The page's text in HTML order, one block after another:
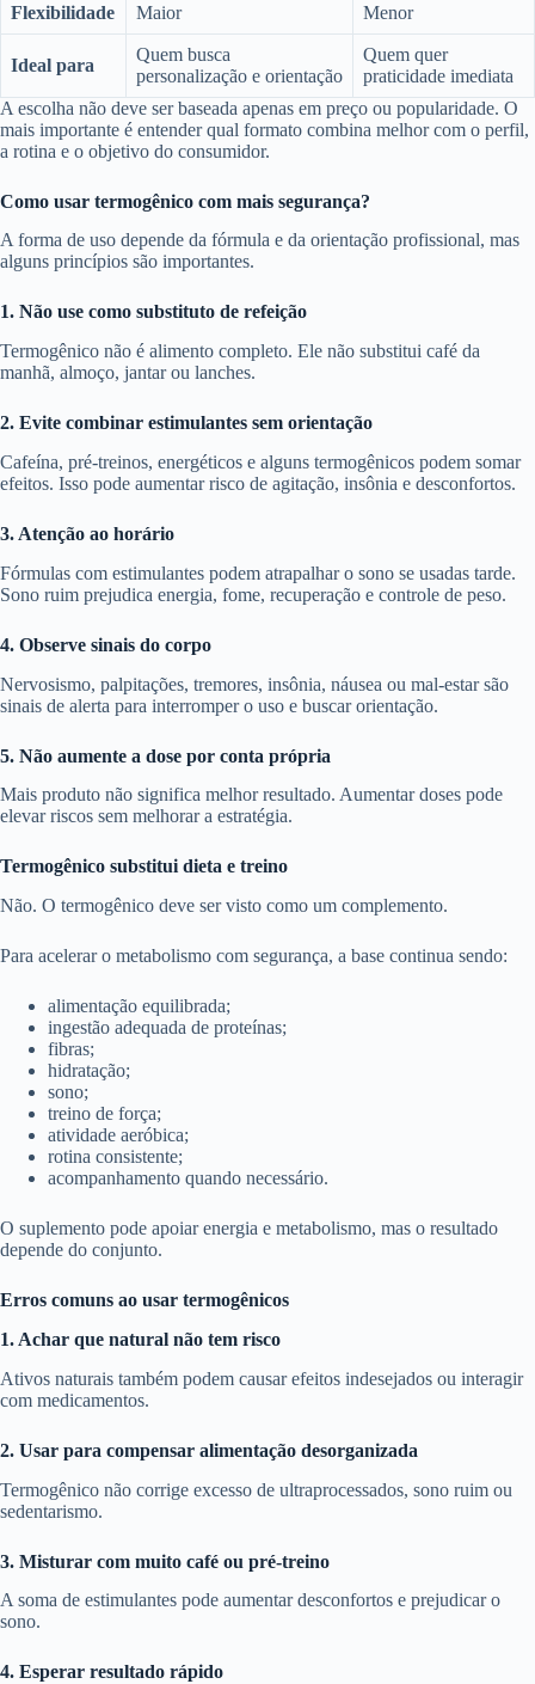
Flexibilidade Maior Menor
Ideal para
Quem busca
personalização e orientação
Quem quer
praticidade imediata
A escolha não deve ser baseada apenas em preço ou popularidade. O
mais importante é entender qual formato combina melhor com o perfil,
a rotina e o objetivo do consumidor.
Como usar termogênico com mais segurança?
A forma de uso depende da fórmula e da orientação profissional, mas
alguns princípios são importantes.
1. Não use como substituto de refeição
Termogênico não é alimento completo. Ele não substitui café da
manhã, almoço, jantar ou lanches.
2. Evite combinar estimulantes sem orientação
Cafeína, pré-treinos, energéticos e alguns termogênicos podem somar
efeitos. Isso pode aumentar risco de agitação, insônia e desconfortos.
3. Atenção ao horário
Fórmulas com estimulantes podem atrapalhar o sono se usadas tarde.
Sono ruim prejudica energia, fome, recuperação e controle de peso.
4. Observe sinais do corpo
Nervosismo, palpitações, tremores, insônia, náusea ou mal-estar são
sinais de alerta para interromper o uso e buscar orientação.
5. Não aumente a dose por conta própria
Mais produto não significa melhor resultado. Aumentar doses pode
elevar riscos sem melhorar a estratégia.
Termogênico substitui dieta e treino
Não. O termogênico deve ser visto como um complemento.
Para acelerar o metabolismo com segurança, a base continua sendo:
alimentação equilibrada;
ingestão adequada de proteínas;
fibras;
hidratação;
sono;
treino de força;
atividade aeróbica;
rotina consistente;
acompanhamento quando necessário.
O suplemento pode apoiar energia e metabolismo, mas o resultado
depende do conjunto.
Erros comuns ao usar termogênicos
1. Achar que natural não tem risco
Ativos naturais também podem causar efeitos indesejados ou interagir
com medicamentos.
2. Usar para compensar alimentação desorganizada
Termogênico não corrige excesso de ultraprocessados, sono ruim ou
sedentarismo.
3. Misturar com muito café ou pré-treino
A soma de estimulantes pode aumentar desconfortos e prejudicar o
sono.
4. Esperar resultado rápido